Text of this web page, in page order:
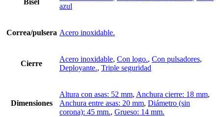
Bisel
azul
Correa/pulsera Acero inoxidable.
Cierre
Acero inoxidable, Con logo., Con pulsadores,
Deployante., Triple seguridad
Dimensiones
Altura con asas: 52 mm, Anchura cierre: 18 mm,
Anchura entre asas: 20 mm, Diámetro (sin
corona): 45 mm., Grueso: 14 mm.